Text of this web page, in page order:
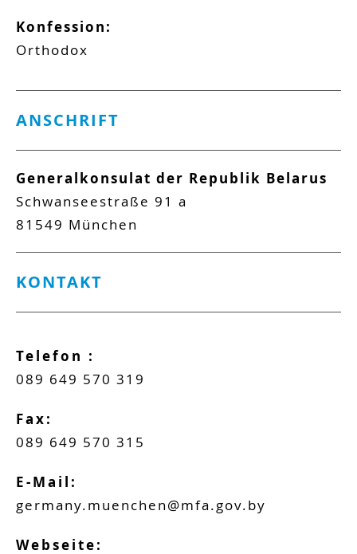
Konfession:
Orthodox
ANSCHRIFT
Generalkonsulat der Republik Belarus
Schwanseestraße 91 a
81549 München
KONTAKT
Telefon :
089 649 570 319
Fax:
089 649 570 315
E-Mail:
germany.muenchen@mfa.gov.by
Webseite: